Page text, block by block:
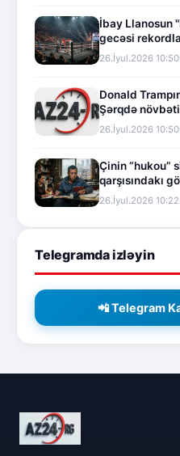
İbay Llanosun
gecəsi
26.İyul.2026 10:50
Donald
Şərqdə
26.İyul.2026 10:50
Çinin “hukou”
qarşısındakı
26.İyul.2026 10:22
Telegramda izləyin
📲 Telegram